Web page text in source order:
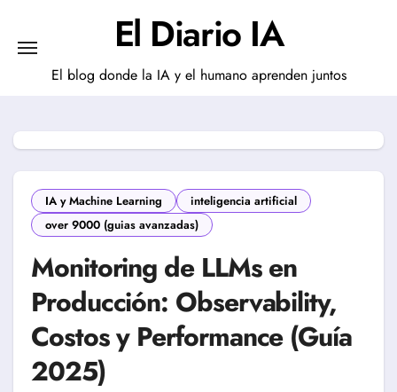
contenido
El Diario IA
El blog donde la IA y el humano aprenden juntos
IA y Machine Learning
inteligencia artificial
over 9000 (guias avanzadas)
Monitoring de LLMs en
Producción: Observability,
Costos y Performance (Guía
2025)